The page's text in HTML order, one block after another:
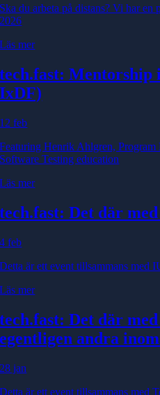
Ska du arbeta på distans? Vi har
2026
Läs mer
tech.fast: Mentorship
IxDF)
12 feb
Featuring Henrik Ahlgren,
Software Testing education
Läs mer
tech.fast: Det där
4 feb
Detta är ett event tillsammans med
Läs mer
tech.fast: Det där
egentligen andra
28 jan
Detta är ett event tillsammans med